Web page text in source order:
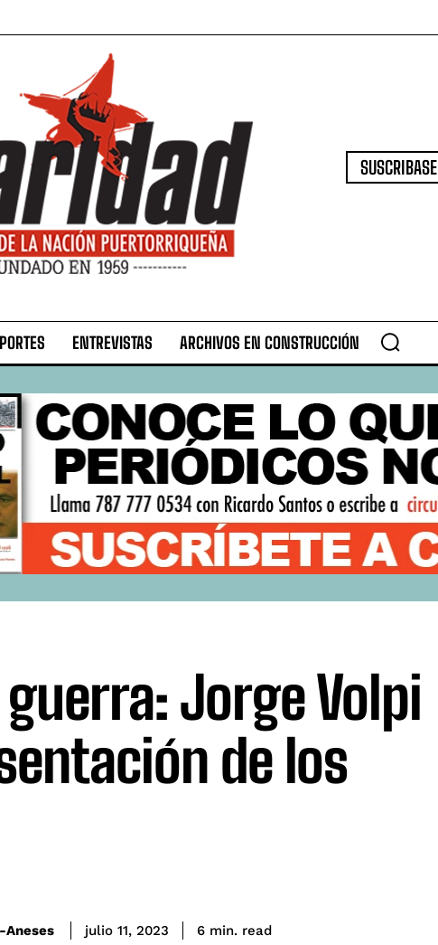
SUSCRIBASE
ENTREVISTAS ARCHIVOS EN CONSTRUCCIÓN
Jorge Volpi
de los
Aneses julio 11, 2023 6 min. read